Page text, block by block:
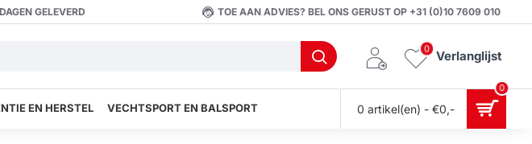
GELEVERD TOE AAN ADVIES? BEL ONS GERUST OP +31 (0)10 7609 010
Verlanglijst
0
EN HERSTEL VECHTSPORT EN BALSPORT 0 artikel(en) - €0,-
0